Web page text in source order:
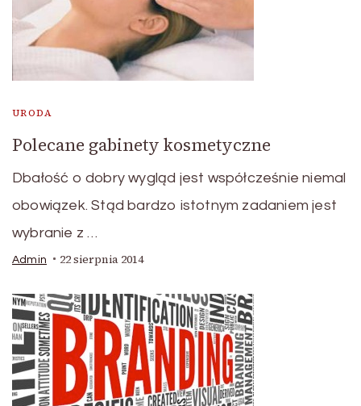
URODA
Polecane gabinety kosmetyczne
Dbałość o dobry wygląd jest współcześnie niemal
obowiązek. Stąd bardzo istotnym zadaniem jest
wybranie z …
Admin 22 sierpnia 2014